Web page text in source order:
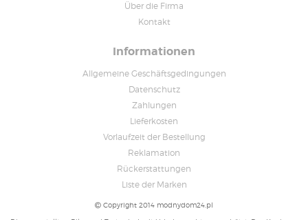
Über die Firma
Kontakt
Informationen
Allgemeine Geschäftsgedingungen
Datenschutz
Zahlungen
Lieferkosten
Vorlaufzeit der Bestellung
Reklamation
Rückerstattungen
Liste der Marken
Copyright 2014 modnydom24.pl